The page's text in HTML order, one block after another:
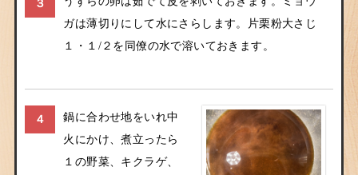
３
ガは薄切りにして水にさらします。片栗粉大さじ
１・１/２を同僚の水で溶いておきます。
４
鍋に合わせ地をいれ中
火にかけ、煮立ったら
１の野菜、キクラゲ、